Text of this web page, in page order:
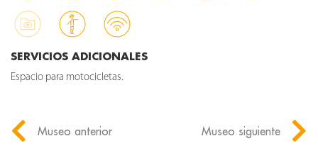
SERVICIOS ADICIONALES
Espacio para motocicletas.
Museo anterior Museo siguiente